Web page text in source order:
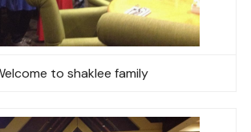
to shaklee family